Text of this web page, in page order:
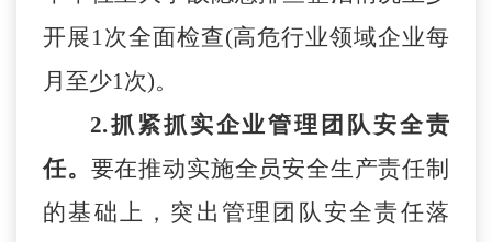
开展1次全面检查(高危行业领域企业每
月至少1次)。
2.抓紧抓实企业管理团队安全责
任。 要在推动实施全员安全生产责任制
的基础上，突出管理团队安全责任落